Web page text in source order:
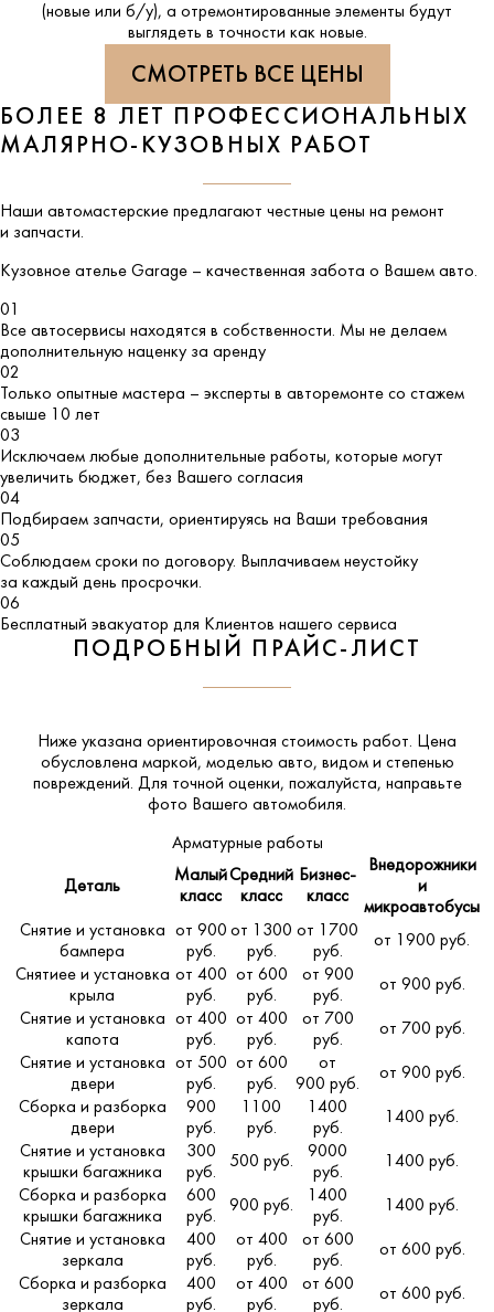
(новые или б/у), а отремонтированные элементы будут
выглядеть в точности как новые.
СМОТРЕТЬ ВСЕ ЦЕНЫ
БОЛЕЕ 8 ЛЕТ ПРОФЕССИОНАЛЬНЫХ
МАЛЯРНО-КУЗОВНЫХ РАБОТ
Наши автомастерские предлагают честные цены на ремонт
и запчасти.
Кузовное ателье Garage – качественная забота о Вашем авто.
01
Все автосервисы находятся в собственности. Мы не делаем
дополнительную наценку за аренду
02
Только опытные мастера – эксперты в авторемонте со стажем
свыше 10 лет
03
Исключаем любые дополнительные работы, которые могут
увеличить бюджет, без Вашего согласия
04
Подбираем запчасти, ориентируясь на Ваши требования
05
Соблюдаем сроки по договору. Выплачиваем неустойку
за каждый день просрочки.
06
Бесплатный эвакуатор для Клиентов нашего сервиса
ПОДРОБНЫЙ ПРАЙС-ЛИСТ
Ниже указана ориентировочная стоимость работ. Цена
обусловлена маркой, моделью авто, видом и степенью
повреждений. Для точной оценки, пожалуйста, направьте
фото Вашего автомобиля.
Арматурные работы
Деталь
Малый
класс
Средний
класс
Бизнес-
класс
Внедорожники
и
микроавтобусы
Снятие и установка
бампера
от 900
руб.
от 1300
руб.
от 1700
руб.
от 1900 руб.
Снятиее и установка
крыла
от 400
руб.
от 600
руб.
от 900
руб.
от 900 руб.
Снятие и установка
капота
от 400
руб.
от 400
руб.
от 700
руб.
от 700 руб.
Снятие и установка
двери
от 500
руб.
от 600
руб.
от
900 руб.
от 900 руб.
Сборка и разборка
двери
900
руб.
1100
руб.
1400
руб.
1400 руб.
Снятие и установка
крышки багажника
300
руб.
500 руб.
9000
руб.
1400 руб.
Сборка и разборка
крышки багажника
600
руб.
900 руб.
1400
руб.
1400 руб.
Снятие и установка
зеркала
400
руб.
от 400
руб.
от 600
руб.
от 600 руб.
Сборка и разборка
зеркала
400
руб.
от 400
руб.
от 600
руб.
от 600 руб.